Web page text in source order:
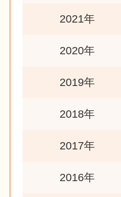
2021年
2020年
2019年
2018年
2017年
2016年